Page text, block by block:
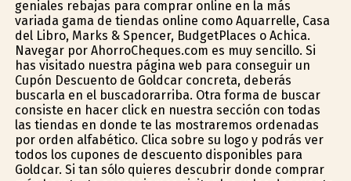
geniales rebajas para comprar online en la más
variada gama de tiendas online como Aquarrelle, Casa
del Libro, Marks & Spencer, BudgetPlaces o Achica.
Navegar por AhorroCheques.com es muy sencillo. Si
has visitado nuestra página web para conseguir un
Cupón Descuento de Goldcar concreta, deberás
buscarla en el buscadorarriba. Otra forma de buscar
consiste en hacer click en nuestra sección con todas
las tiendas en donde te las mostraremos ordenadas
por orden alfabético. Clica sobre su logo y podrás ver
todos los cupones de descuento disponibles para
Goldcar. Si tan sólo quieres descubrir donde comprar